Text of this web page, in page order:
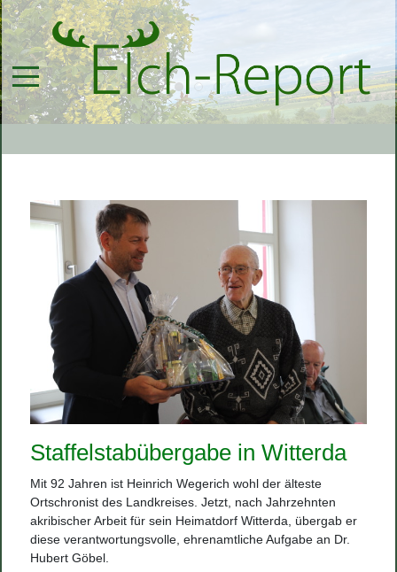
Staffelstabübergabe in Witterda
Mit 92 Jahren ist Heinrich Wegerich wohl der älteste
Ortschronist des Landkreises. Jetzt, nach Jahrzehnten
akribischer Arbeit für sein Heimatdorf Witterda, übergab er
diese verantwortungsvolle, ehrenamtliche Aufgabe an Dr.
Hubert Göbel.